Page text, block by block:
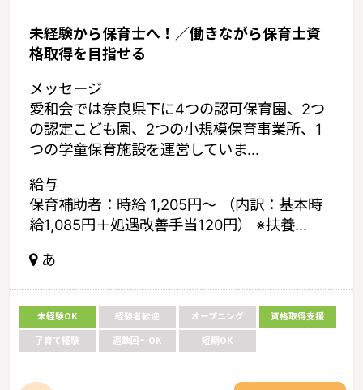
未経験から保育士へ！／働きながら保育士資
格取得を目指せる
メッセージ
愛和会では奈良県下に4つの認可保育園、2つ
の認定こども園、2つの小規模保育事業所、1
つの学童保育施設を運営していま...
給与
保育補助者：時給 1,205円～ （内訳：基本時
給1,085円＋処遇改善手当120円） ※扶養...
あ
未経験OK 経験者歓迎 オープニング 資格取得支援
子育て経験 週数回～OK 短期OK